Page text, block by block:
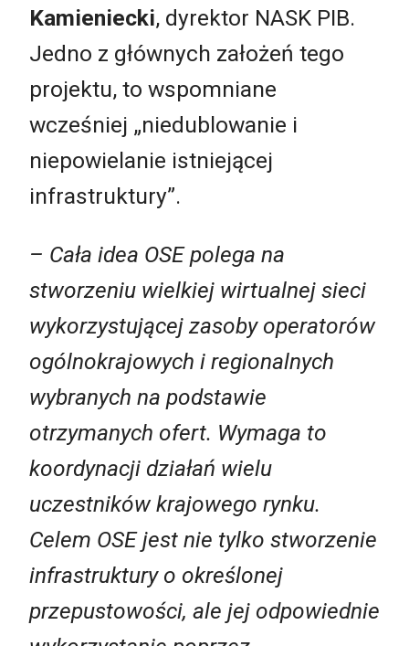
Kamieniecki, dyrektor NASK PIB.
Jedno z głównych założeń tego
projektu, to wspomniane
wcześniej „niedublowanie i
niepowielanie istniejącej
infrastruktury”.
– Cała idea OSE polega na
stworzeniu wielkiej wirtualnej sieci
wykorzystującej zasoby operatorów
ogólnokrajowych i regionalnych
wybranych na podstawie
otrzymanych ofert. Wymaga to
koordynacji działań wielu
uczestników krajowego rynku.
Celem OSE jest nie tylko stworzenie
infrastruktury o określonej
przepustowości, ale jej odpowiednie